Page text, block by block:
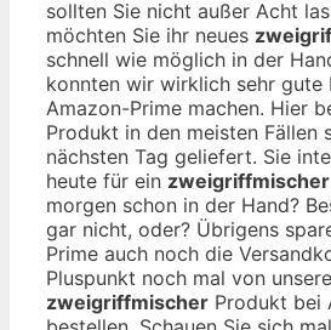
sollten Sie nicht außer Acht
möchten Sie ihr neues
schnell wie möglich in der
konnten wir wirklich sehr gute
Amazon-Prime machen. Hier
Produkt in den meisten Fällen
nächsten Tag geliefert. Sie
heute für ein zweigriffmischer
morgen schon in der Hand?
gar nicht, oder? Übrigens
Prime auch noch die
Pluspunkt noch mal von
zweigriffmischer Produkt bei